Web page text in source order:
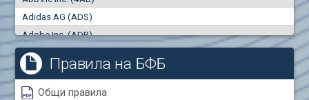
Adidas AG (ADS)
Adobe Inc. (ADB)
Advanced Micro Devices Inc. (AMD)
Agrana Beteiligungs AG (AGB2)
Air Canada Inc. (ADH2)
Сделки
0
Оборот (евро)
0
Правила на БФБ
Общи правила